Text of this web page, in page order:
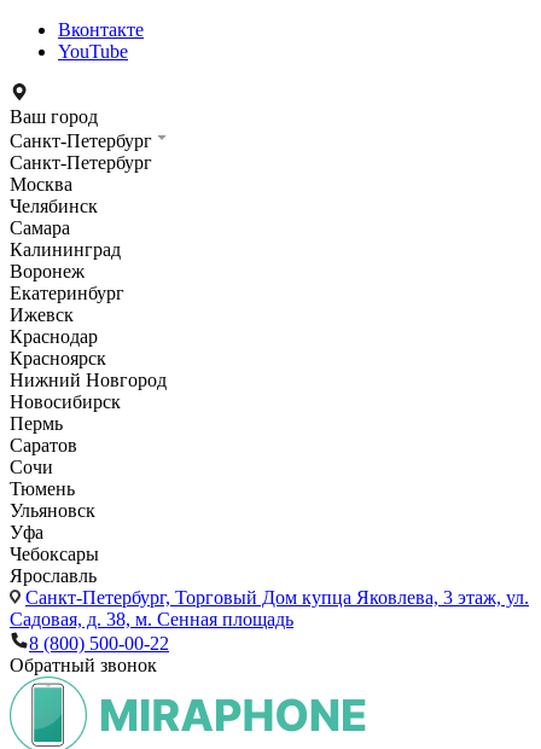
Вконтакте
YouTube
Ваш город
Санкт-Петербург
Санкт-Петербург
Москва
Челябинск
Самара
Калининград
Воронеж
Екатеринбург
Ижевск
Краснодар
Красноярск
Нижний Новгород
Новосибирск
Пермь
Саратов
Сочи
Тюмень
Ульяновск
Уфа
Чебоксары
Ярославль
Санкт-Петербург, Торговый Дом купца Яковлева, 3 этаж, ул.
Садовая, д. 38, м. Сенная площадь
8 (800) 500-00-22
Обратный звонок